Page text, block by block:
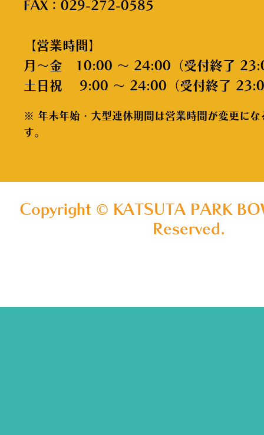
FAX：029-272-0585
【営業時間】
月～金 10:00 ～ 24:00（受付終了
土日祝 9:00 ～ 24:00（受付終了
※ 年末年始・大型連休期間は営業時間が変更にな
す。
Copyright © KATSUTA PARK
Reserved.